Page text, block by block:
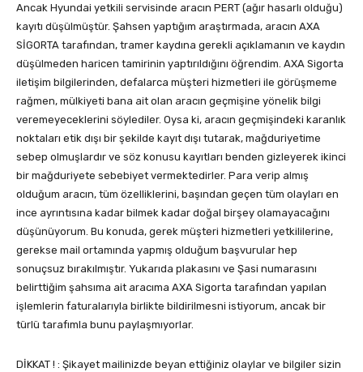
Ancak Hyundai yetkili servisinde aracın PERT (ağır hasarlı olduğu)
kayıtı düşülmüştür. Şahsen yaptığım araştırmada, aracın AXA
SİGORTA tarafından, tramer kaydına gerekli açıklamanın ve kaydın
düşülmeden haricen tamirinin yaptırıldığını öğrendim. AXA Sigorta
iletişim bilgilerinden, defalarca müşteri hizmetleri ile görüşmeme
rağmen, mülkiyeti bana ait olan aracın geçmişine yönelik bilgi
veremeyeceklerini söylediler. Oysa ki, aracın geçmişindeki karanlık
noktaları etik dışı bir şekilde kayıt dışı tutarak, mağduriyetime
sebep olmuşlardır ve söz konusu kayıtları benden gizleyerek ikinci
bir mağduriyete sebebiyet vermektedirler. Para verip almış
olduğum aracın, tüm özelliklerini, başından geçen tüm olayları en
ince ayrıntısına kadar bilmek kadar doğal birşey olamayacağını
düşünüyorum. Bu konuda, gerek müşteri hizmetleri yetkililerine,
gerekse mail ortamında yapmış olduğum başvurular hep
sonuçsuz bırakılmıştır. Yukarıda plakasını ve Şasi numarasını
belirttiğim şahsıma ait aracıma AXA Sigorta tarafından yapılan
işlemlerin faturalarıyla birlikte bildirilmesni istiyorum, ancak bir
türlü tarafımla bunu paylaşmıyorlar.
DİKKAT ! : Şikayet mailinizde beyan ettiğiniz olaylar ve bilgiler sizin